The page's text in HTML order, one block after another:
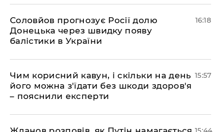
Соловйов прогнозує Росії долю
Донецька через швидку появу
балістики в України
16:18
Чим корисний кавун, і скільки на день
його можна з'їдати без шкоди здоров'я
– пояснили експерти
15:57